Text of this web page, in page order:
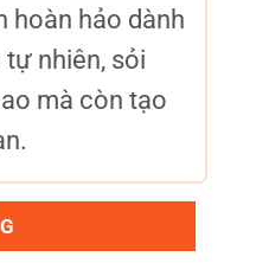
hoàn hảo dành
nhiên, sỏi
mà còn tạo